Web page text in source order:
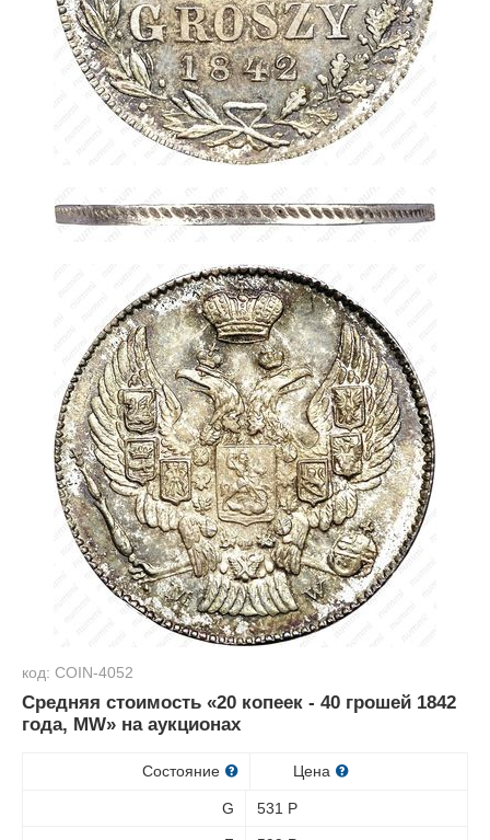
код: COIN-4052
Средняя стоимость «20 копеек - 40 грошей 1842
года, MW» на аукционах
Состояние Цена
G 531 Р